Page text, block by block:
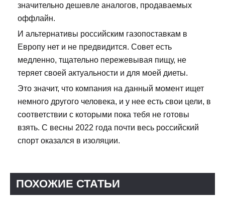
значительно дешевле аналогов, продаваемых
оффлайн.
И альтернативы российским газопоставкам в
Европу нет и не предвидится. Совет есть
медленно, тщательно пережевывая пищу, не
теряет своей актуальности и для моей диеты.
Это значит, что компания на данный момент ищет
немного другого человека, и у нее есть свои цели, в
соответствии с которыми пока тебя не готовы
взять. С весны 2022 года почти весь российский
спорт оказался в изоляции.
ПОХОЖИЕ СТАТЬИ